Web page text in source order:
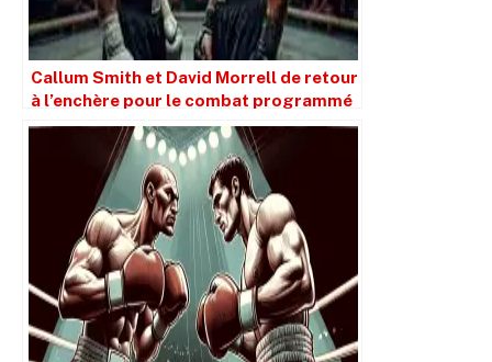
Callum Smith et David Morrell de retour
à l’enchère pour le combat programmé
au 4 décembre